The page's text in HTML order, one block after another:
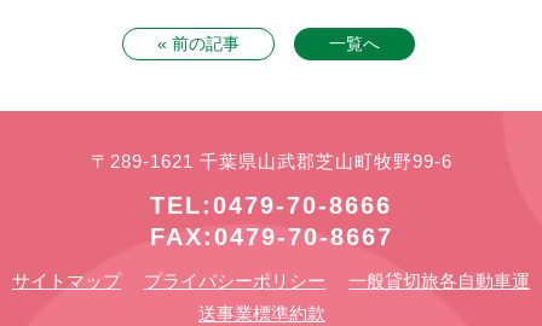
« 前の記事 一覧へ
〒289-1621 千葉県山武郡芝山町牧野99-6
TEL:0479-70-8666
FAX:0479-70-8667
サイトマップ プライバシーポリシー
一般貸切旅各自動車運
送事業標準約款